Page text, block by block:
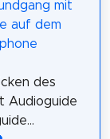
des
Audioguide